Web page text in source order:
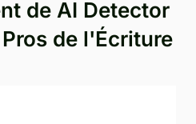
de AI Detector
de l'Écriture